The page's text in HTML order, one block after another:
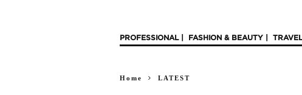
PROFESSIONAL FASHION & BEAUTY
Home LATEST